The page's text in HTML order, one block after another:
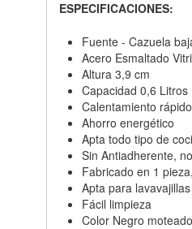
ESPECIFICACIONES:
Fuente - Cazuela
Acero Esmaltado
Altura 3,9 cm
Capacidad 0,6 Litros
Calentamiento
Ahorro energético
Apta todo tipo de
Sin Antiadherente,
Fabricado en 1
Apta para lavavajillas
Fácil limpieza
Color Negro moteado